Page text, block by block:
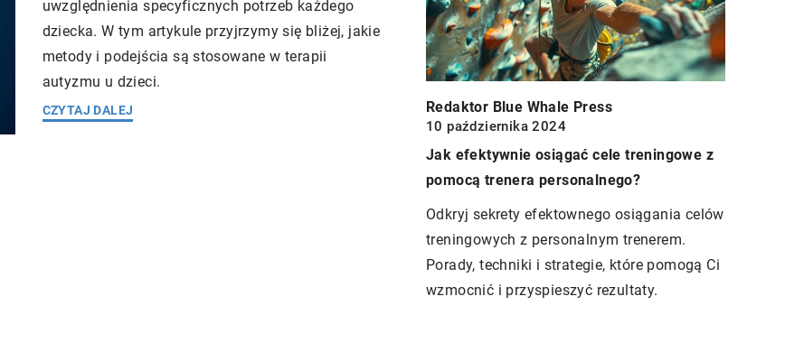
uwzględnienia specyficznych potrzeb każdego
dziecka. W tym artykule przyjrzymy się bliżej, jakie
metody i podejścia są stosowane w terapii
autyzmu u dzieci.
CZYTAJ DALEJ Redaktor Blue Whale Press
10 października 2024
Jak efektywnie osiągać cele treningowe z
pomocą trenera personalnego?
Odkryj sekrety efektownego osiągania celów
treningowych z personalnym trenerem.
Porady, techniki i strategie, które pomogą Ci
wzmocnić i przyspieszyć rezultaty.